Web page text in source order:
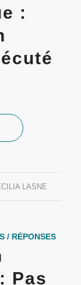
:
LASNE
/ RÉPONSES
Pas